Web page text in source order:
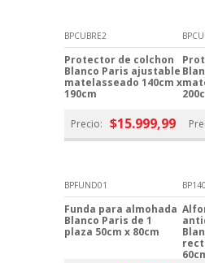
BPCUBRE2
Protector de colchon
Blanco Paris ajustable
matelasseado 140cm x
190cm
Precio: $15.999,99
BPFUND01
Funda para almohada
Blanco Paris de 1
plaza 50cm x 80cm